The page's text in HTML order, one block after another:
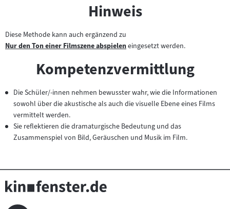
Hinweis
Diese Methode kann auch ergänzend zu
Zum
Nur den Ton einer Filmszene abspieleneingesetzt werden.
Kompetenzvermittlung
Die Schüler/-innen nehmen bewusster wahr, wie die Informationen
sowohl über die akustische als auch die visuelle Ebene eines Films
vermittelt werden.
Sie reflektieren die dramaturgische Bedeutung und das
Zusammenspiel von Bild, Geräuschen und Musik im Film.